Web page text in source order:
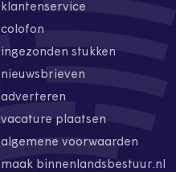
klantenservice
colofon
ingezonden stukken
nieuwsbrieven
adverteren
vacature plaatsen
algemene voorwaarden
maak binnenlandsbestuur.nl